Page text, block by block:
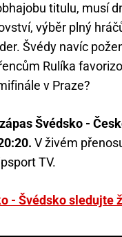
titulu, musí
výběr plný
Švédy navíc
Rulíka
v Praze?
Švédsko -
V živém
TV.
- Švédsko sledujte